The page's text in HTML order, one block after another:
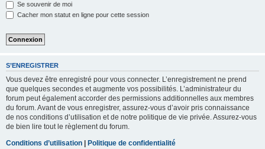
Se souvenir de moi
Cacher mon statut en ligne pour cette session
S’ENREGISTRER
Vous devez être enregistré pour vous connecter. L’enregistrement ne prend
que quelques secondes et augmente vos possibilités. L’administrateur du
forum peut également accorder des permissions additionnelles aux membres
du forum. Avant de vous enregistrer, assurez-vous d’avoir pris connaissance
de nos conditions d’utilisation et de notre politique de vie privée. Assurez-vous
de bien lire tout le règlement du forum.
Conditions d’utilisation | Politique de confidentialité